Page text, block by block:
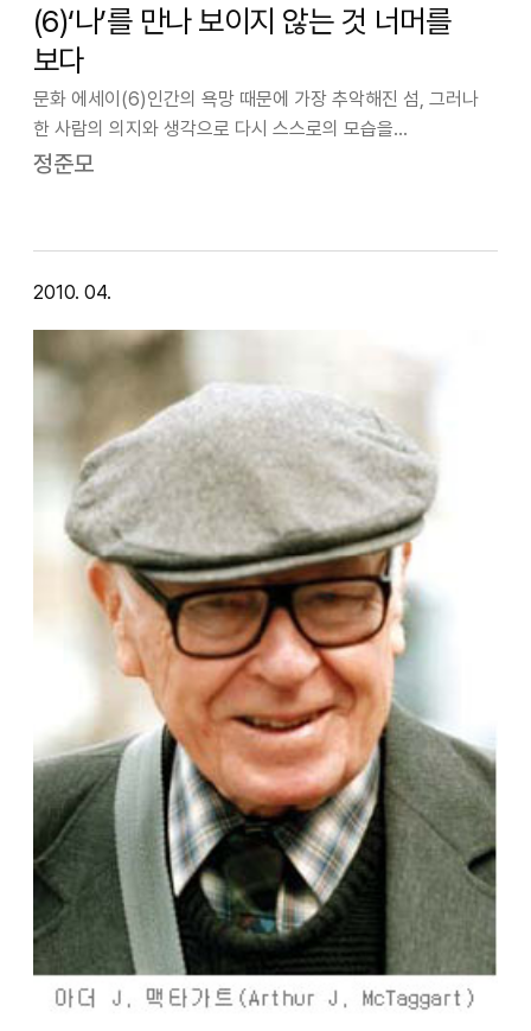
(6)‘나’를 만나 보이지 않는 것 너머를
보다
문화 에세이(6)인간의 욕망 때문에 가장 추악해진 섬, 그러나
한 사람의 의지와 생각으로 다시 스스로의 모습을
되찾아가는재생의 섬 나오시마(直島)에 이우환(李禹煥,
정준모
2010. 04.